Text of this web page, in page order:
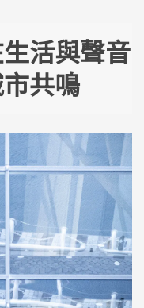
活與聲音
共鳴